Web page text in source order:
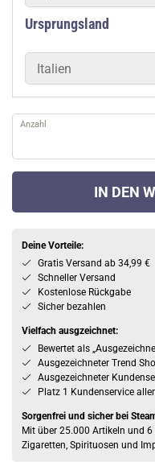
Ursprungsland
Italien
Anzahl
IN DEN
Deine Vorteile:
Gratis Versand ab 34,99 €
Schneller Versand
Kostenlose Rückgabe
Sicher bezahlen
Vielfach ausgzeichnet:
Bewertet als
Ausgezeichneter Trend
Ausgezeichneter
Platz 1 Kundenservice
Sorgenfrei und sicher bei
Mit über 25.000 Artikeln und
Zigaretten, Spirituosen und